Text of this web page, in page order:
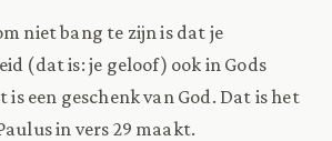
niet bang te zijn is dat je
(dat is: je geloof) ook in Gods
is een geschenk van God. Dat is het
in vers 29 maakt.